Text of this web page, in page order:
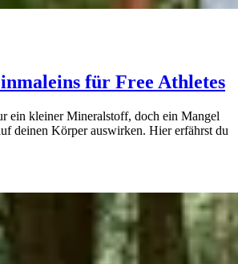
für Free Athletes
ein kleiner Mineralstoff, doch ein Mangel
deinen Körper auswirken. Hier erfährst du